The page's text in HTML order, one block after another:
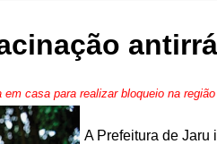
casa para realizar bloqueio na região
A Prefeitura de Jaru